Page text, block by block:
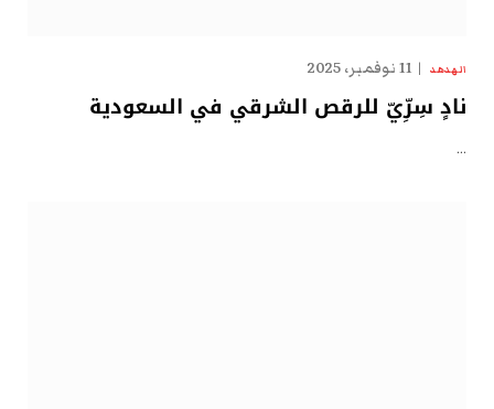
الهدهد 11 نوفمبر، 2025
نادٍ سِرِّيّ للرقص الشرقي في السعودية
…